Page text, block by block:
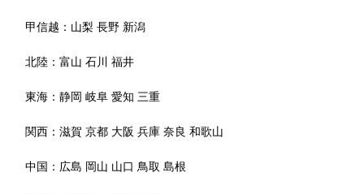
甲信越： 山梨 長野 新潟
北陸：富山 石川 福井
東海：静岡 岐阜 愛知 三重
関西：滋賀 京都 大阪 兵庫 奈良 和歌山
中国： 広島 岡山 山口 鳥取 島根